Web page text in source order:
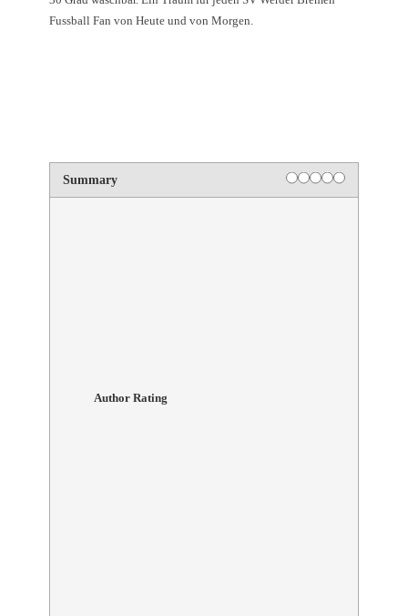
Fussball Fan von Heute und von Morgen.
Summary
Author Rating